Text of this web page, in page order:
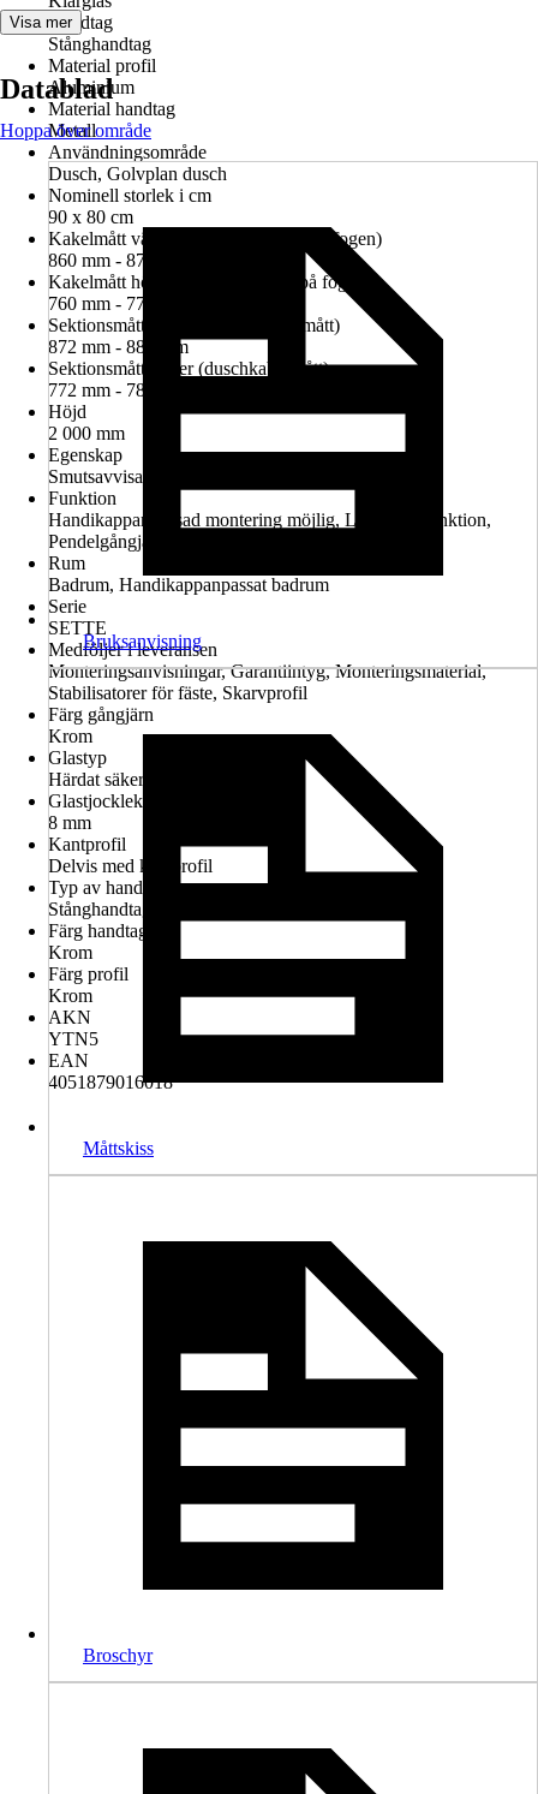
Handtag
Stånghandtag
Material profil
Aluminium
Material handtag
Metall
Användningsområde
Dusch, Golvplan dusch
Nominell storlek i cm
90 x 80 cm
Kakelmått vänster (glasrutans mitt på fogen)
860 mm - 874 mm
Kakelmått höger (glasrutans mitt på fogen)
760 mm - 774 mm
Sektionsmått vänster (duschkabinmått)
872 mm - 886 mm
Sektionsmått höger (duschkabinmått)
772 mm - 786 mm
Höjd
2 000 mm
Egenskap
Smutsavvisande glasbeläggning
Funktion
Handikappanpassad montering möjlig, Lyft-sänk-funktion,
Pendelgångjärn, Invändiga gångjärn
Rum
Badrum, Handikappanpassat badrum
Serie
SETTE
Medföljer i leveransen
Monteringsanvisningar, Garantiintyg, Monteringsmaterial,
Stabilisatorer för fäste, Skarvprofil
Färg gångjärn
Krom
Glastyp
Härdat säkerhetsglas
Glastjocklek
8 mm
Kantprofil
Delvis med kantprofil
Typ av handtag
Stånghandtag
Färg handtag
Krom
Färg profil
Krom
AKN
YTN5
EAN
4051879016018
Visa mer
Datablad
Hoppa över område
Bruksanvisning
Måttskiss
Broschyr